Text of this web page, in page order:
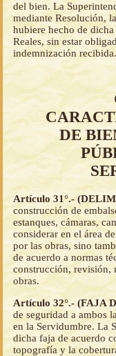
del bien. La
mediante Resolución,
hubiere hecho de
Reales, sin estar
indemnización recibida.
DE
Artículo 31°.-
construcción de
estanques, cámaras,
considerar en el área
por las obras, sino
de acuerdo a normas
construcción, revisión,
obras.
Artículo 32°.- (FAJA
de seguridad a ambos
en la Servidumbre. La
dicha faja de acuerdo
topografía y la